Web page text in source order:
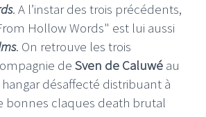
. A l’instar des trois précédents,
Hollow Words" est lui aussi
. On retrouve les trois
de Sven de Caluwé au
désaffecté distribuant à
bonnes claques death brutal